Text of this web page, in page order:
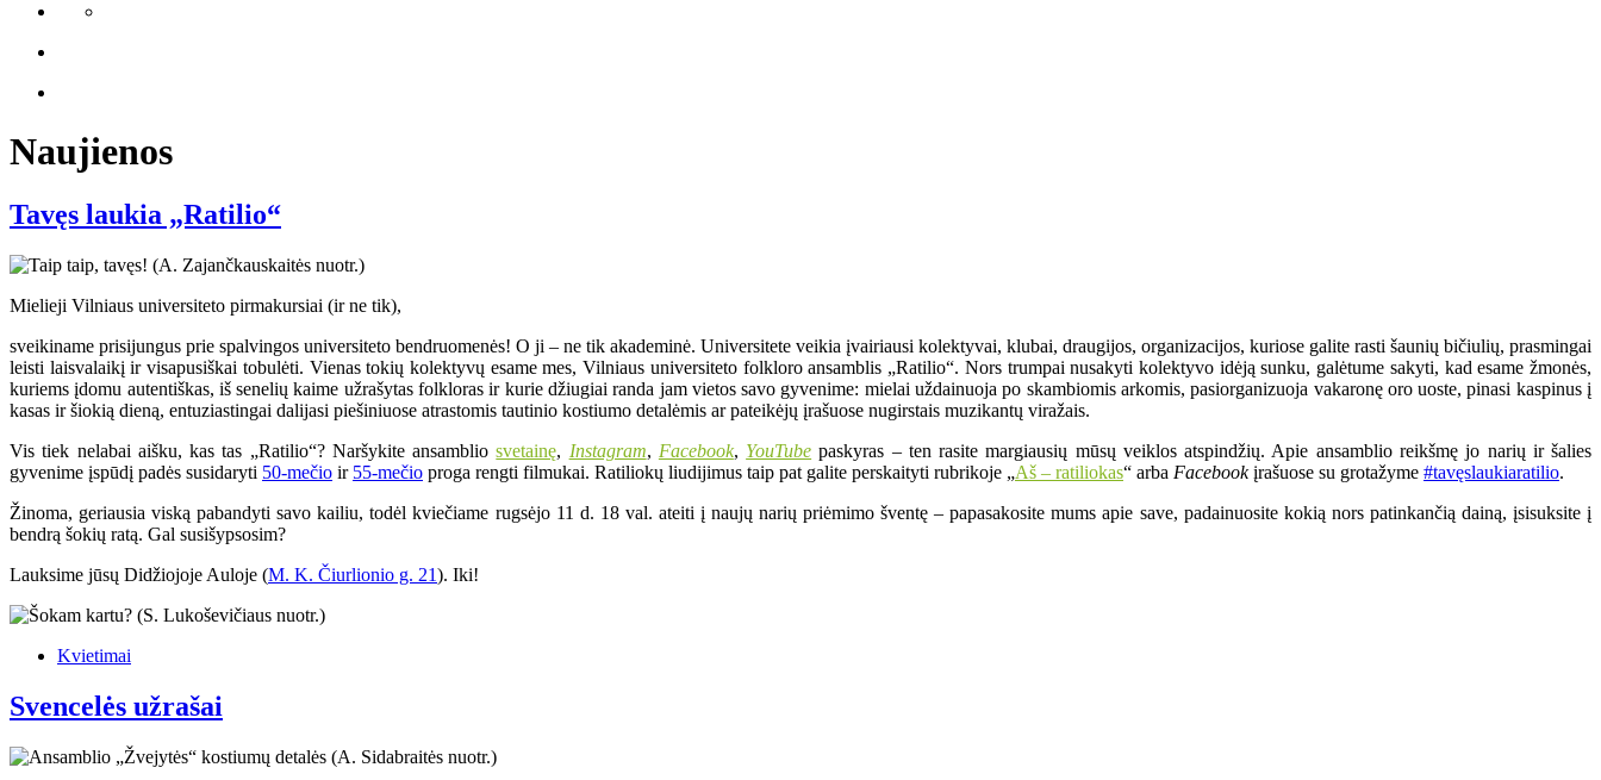
Naujienos
Tavęs laukia „Ratilio“
Mielieji Vilniaus universiteto pirmakursiai (ir ne tik),
sveikiname prisijungus prie spalvingos universiteto bendruomenės! O ji – ne tik akademinė. Universitete veikia įvairiausi kolektyvai, klubai, draugijos, organizacijos, kuriose galite rasti šaunių bičiulių, prasmingai
leisti laisvalaikį ir visapusiškai tobulėti. Vienas tokių kolektyvų esame mes, Vilniaus universiteto folkloro ansamblis „Ratilio“. Nors trumpai nusakyti kolektyvo idėją sunku, galėtume sakyti, kad esame žmonės,
kuriems įdomu autentiškas, iš senelių kaime užrašytas folkloras ir kurie džiugiai randa jam vietos savo gyvenime: mielai uždainuoja po skambiomis arkomis, pasiorganizuoja vakaronę oro uoste, pinasi kaspinus į
kasas ir šiokią dieną, entuziastingai dalijasi piešiniuose atrastomis tautinio kostiumo detalėmis ar pateikėjų įrašuose nugirstais muzikantų viražais.
Vis tiek nelabai aišku, kas tas „Ratilio“? Naršykite ansambliosvetainę, Instagram, Facebook, YouTube paskyras – ten rasite margiausių mūsų veiklos atspindžių. Apie ansamblio reikšmę jo narių ir šalies
gyvenime įspūdį padės susidaryti 50-mečio ir 55-mečio proga rengti filmukai. Ratiliokų liudijimus taip pat galite perskaityti rubrikoje „Aš – ratiliokas“ arba Facebookįrašuose su grotažyme #tavęslaukiaratilio.
Žinoma, geriausia viską pabandyti savo kailiu, todėl kviečiame rugsėjo 11 d. 18 val. ateiti į naujų narių priėmimo šventę – papasakosite mums apie save, padainuosite kokią nors patinkančią dainą, įsisuksite į
bendrą šokių ratą. Gal susišypsosim?
Lauksime jūsų Didžiojoje Auloje (M. K. Čiurlionio g. 21). Iki!
Kvietimai
Svencelės užrašai